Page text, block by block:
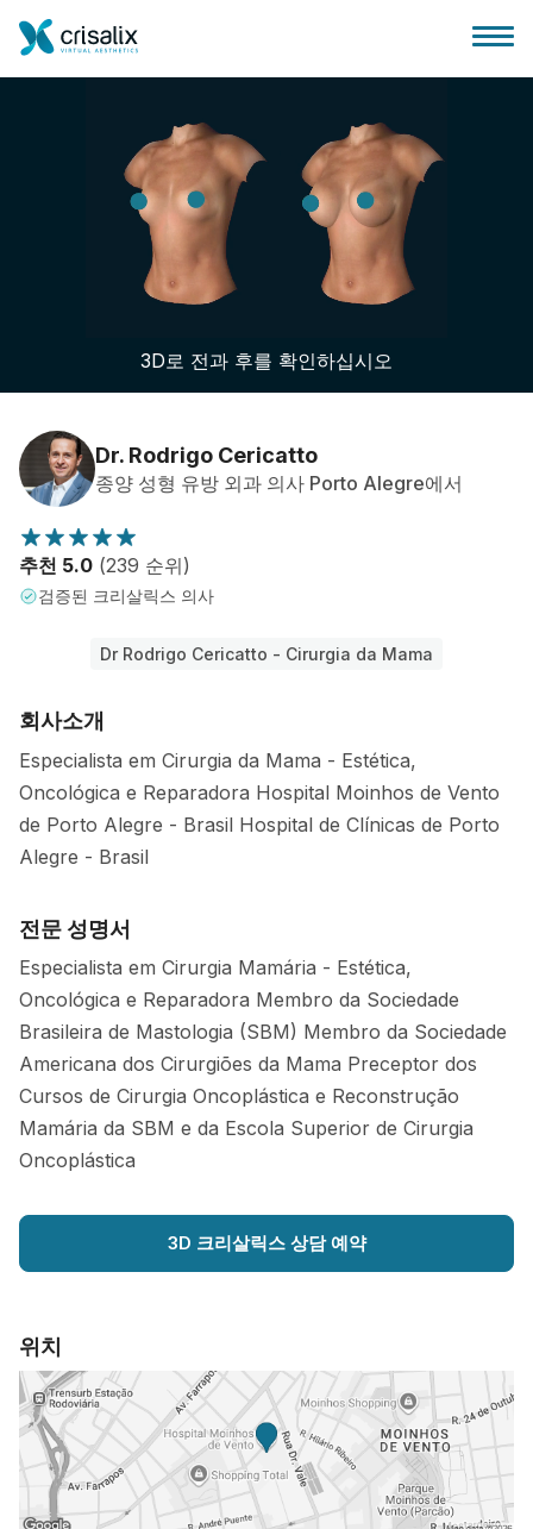
3D 비즈니스 플랫폼
환자 후기
3D로 전과 후를 확인하십시오
Dr. Rodrigo Cericatto
종양 성형 유방 외과 의사 Porto Alegre에서
추천 5.0 (239 순위)
검증된 크리살릭스 의사
Dr Rodrigo Cericatto - Cirurgia da Mama
회사소개
Especialista em Cirurgia da Mama - Estética,
Oncológica e Reparadora Hospital Moinhos de Vento
de Porto Alegre - Brasil Hospital de Clínicas de Porto
Alegre - Brasil
전문 성명서
Especialista em Cirurgia Mamária - Estética,
Oncológica e Reparadora Membro da Sociedade
Brasileira de Mastologia (SBM) Membro da Sociedade
Americana dos Cirurgiões da Mama Preceptor dos
Cursos de Cirurgia Oncoplástica e Reconstrução
Mamária da SBM e da Escola Superior de Cirurgia
Oncoplástica
3D 크리살릭스 상담 예약
위치